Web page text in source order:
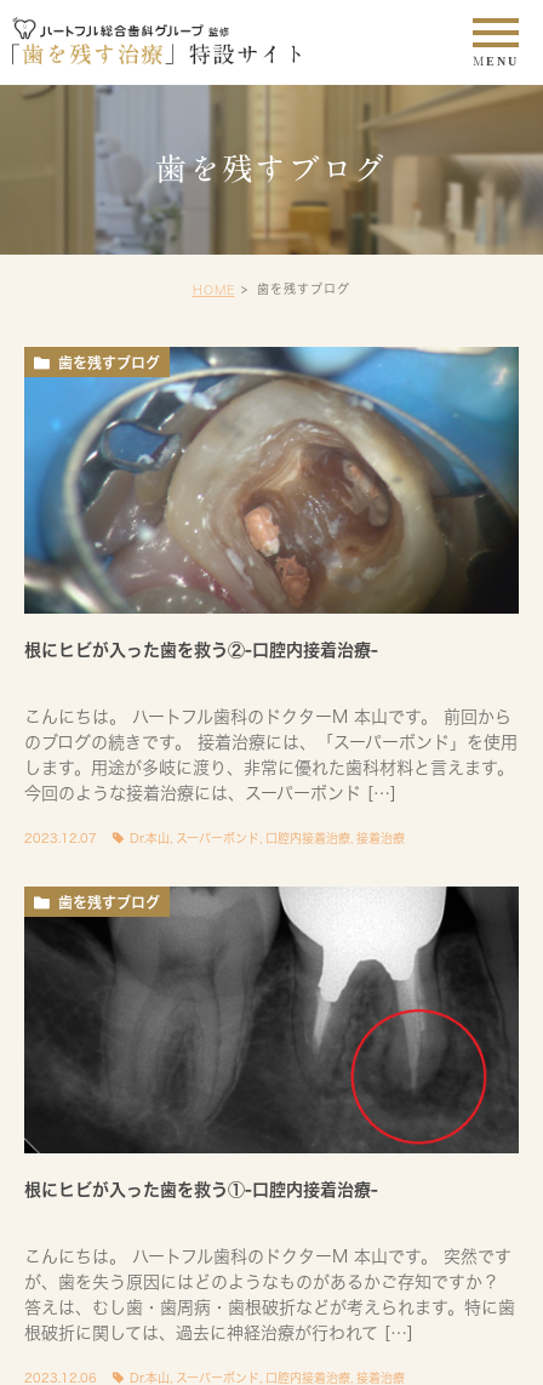
歯を残すブログ
HOME 歯を残すブログ
歯を残すブログ
根にヒビが入った歯を救う②-口腔内接着治療-
こんにちは。 ハートフル歯科のドクターM 本山です。 前回から
のブログの続きです。 接着治療には、「スーパーボンド」を使用
します。用途が多岐に渡り、非常に優れた歯科材料と言えます。
今回のような接着治療には、スーパーボンド […]
2023.12.07 Dr.本山 スーパーボンド 口腔内接着治療 接着治療
歯を残すブログ
根にヒビが入った歯を救う①-口腔内接着治療-
こんにちは。 ハートフル歯科のドクターM 本山です。 突然です
が、歯を失う原因にはどのようなものがあるかご存知ですか？
答えは、むし歯・歯周病・歯根破折などが考えられます。特に歯
根破折に関しては、過去に神経治療が行われて […]
2023.12.06 Dr.本山 スーパーボンド 口腔内接着治療 接着治療